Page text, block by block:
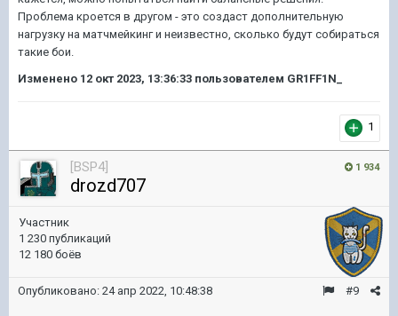
Проблема кроется в другом - это создаст дополнительную
нагрузку на матчмейкинг и неизвестно, сколько будут собираться
такие бои.
Изменено 12 окт 2023, 13:36:33 пользователем GR1FF1N_
1
1 934
[BSP4]
drozd707
Участник
1 230 публикаций
12 180 боёв
#9
Опубликовано: 24 апр 2022, 10:48:38